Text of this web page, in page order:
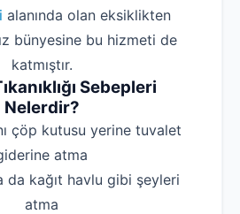
alanında olan eksiklikten
bünyesine bu hizmeti de
katmıştır.
Sebepleri
Nelerdir?
çöp kutusu yerine tuvalet
atma
da kağıt havlu gibi şeyleri
atma